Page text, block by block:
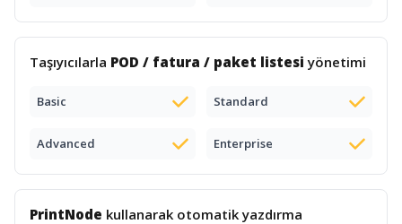
Taşıyıcılarla POD / fatura / paket listesi yönetimi
Basic Standard
Advanced Enterprise
PrintNode kullanarak otomatik yazdırma